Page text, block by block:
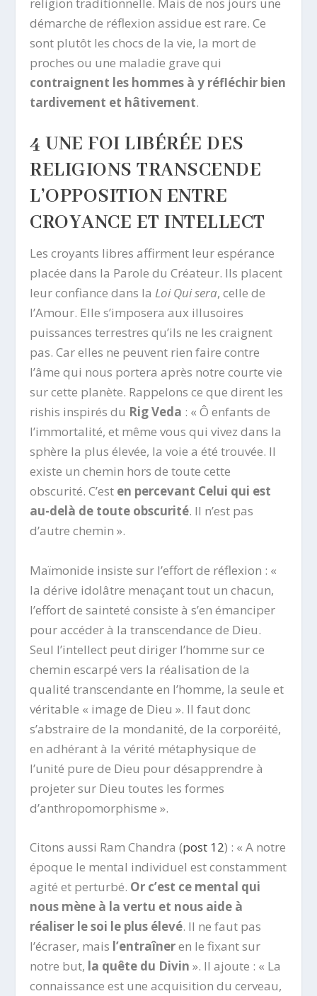
religion traditionnelle. Mais de nos jours une
démarche de réflexion assidue est rare. Ce
sont plutôt les chocs de la vie, la mort de
proches ou une maladie grave qui
contraignent les hommes à y réfléchir bien
tardivement et hâtivement.
4 UNE FOI LIBÉRÉE DES
RELIGIONS TRANSCENDE
L’OPPOSITION ENTRE
CROYANCE ET INTELLECT
Les croyants libres affirment leur espérance
placée dans la Parole du Créateur. Ils placent
leur confiance dans la Loi Qui sera, celle de
l’Amour. Elle s’imposera aux illusoires
puissances terrestres qu’ils ne les craignent
pas. Car elles ne peuvent rien faire contre
l’âme qui nous portera après notre courte vie
sur cette planète. Rappelons ce que dirent les
rishis inspirés du Rig Veda : « Ô enfants de
l’immortalité, et même vous qui vivez dans la
sphère la plus élevée, la voie a été trouvée. Il
existe un chemin hors de toute cette
obscurité. C’est en percevant Celui qui est
au-delà de toute obscurité. Il n’est pas
d’autre chemin ».
Maïmonide insiste sur l’effort de réflexion : «
la dérive idolâtre menaçant tout un chacun,
l’effort de sainteté consiste à s’en émanciper
pour accéder à la transcendance de Dieu.
Seul l’intellect peut diriger l’homme sur ce
chemin escarpé vers la réalisation de la
qualité transcendante en l’homme, la seule et
véritable « image de Dieu ». Il faut donc
s’abstraire de la mondanité, de la corporéité,
en adhérant à la vérité métaphysique de
l’unité pure de Dieu pour désapprendre à
projeter sur Dieu toutes les formes
d’anthropomorphisme ».
Citons aussi Ram Chandra (post 12) : « A notre
époque le mental individuel est constamment
agité et perturbé. Or c’est ce mental qui
nous mène à la vertu et nous aide à
réaliser le soi le plus élevé. Il ne faut pas
l’écraser, mais l’entraîneren le fixant sur
notre but, la quête du Divin ». Il ajoute : « La
connaissance est une acquisition du cerveau,